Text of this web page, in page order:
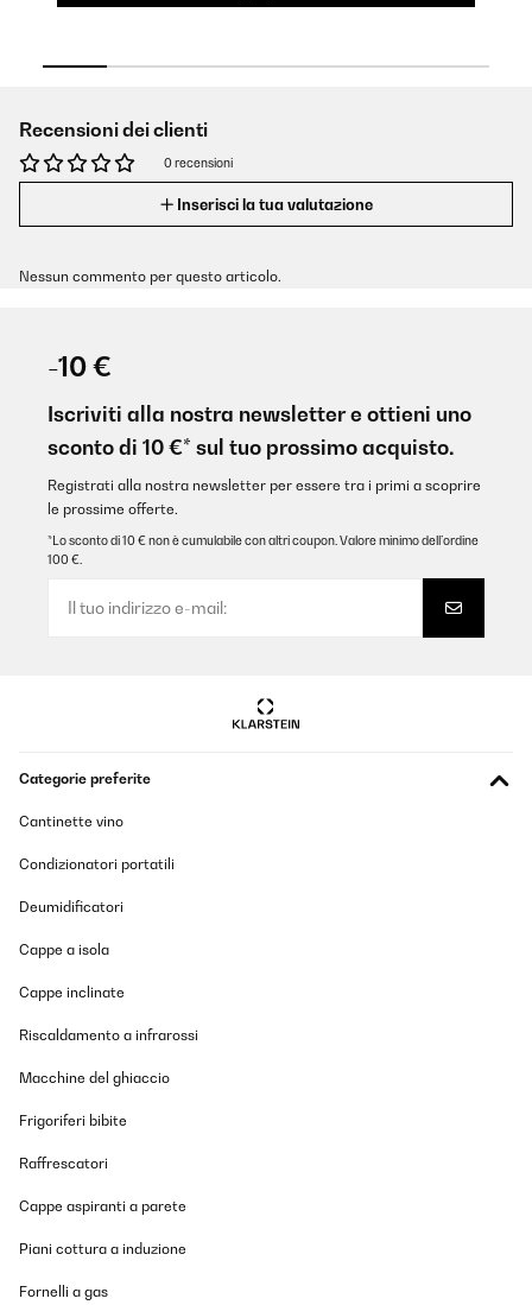
Recensioni dei clienti
0 recensioni
Inserisci la tua valutazione
Nessun commento per questo articolo.
-10 €
Iscriviti alla nostra newsletter e ottieni uno
sconto di 10 €* sul tuo prossimo acquisto.
Registrati alla nostra newsletter per essere tra i primi a scoprire
le prossime offerte.
*Lo sconto di 10 € non è cumulabile con altri coupon. Valore minimo dell’ordine
100 €.
Categorie preferite
Cantinette vino
Condizionatori portatili
Deumidificatori
Cappe a isola
Cappe inclinate
Riscaldamento a infrarossi
Macchine del ghiaccio
Frigoriferi bibite
Raffrescatori
Cappe aspiranti a parete
Piani cottura a induzione
Fornelli a gas